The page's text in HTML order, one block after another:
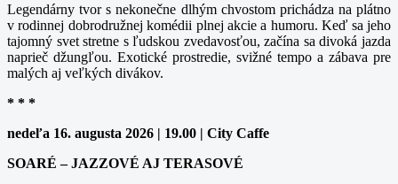
Legendárny tvor s nekonečne dlhým chvostom prichádza na plátno
v rodinnej dobrodružnej komédii plnej akcie a humoru. Keď sa jeho
tajomný svet stretne s ľudskou zvedavosťou, začína sa divoká jazda
naprieč džungľou. Exotické prostredie, svižné tempo a zábava pre
malých aj veľkých divákov.
* * *
nedeľa 16. augusta 2026 | 19.00 | City Caffe
SOARÉ – JAZZOVÉ AJ TERASOVÉ